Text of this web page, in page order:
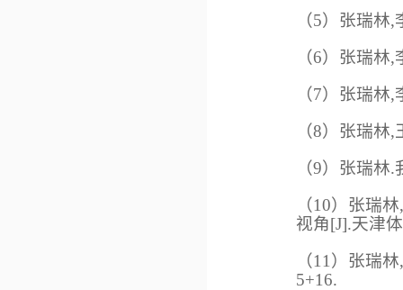
（5） 张瑞林,
（6） 张瑞林,
（7） 张瑞林,
（8） 张瑞林,
（9） 张瑞林.
（10） 张瑞
视角[J].天津
（11 ） 张瑞
5+16.